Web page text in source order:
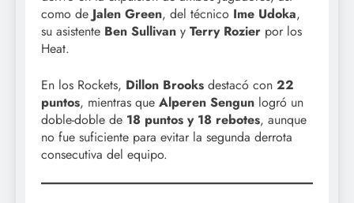
como de Jalen Green, del técnico Ime Udoka,
su asistente Ben Sullivan y Terry Rozier por los
Heat.
En los Rockets, Dillon Brooks destacó con 22
puntos, mientras que Alperen Sengun logró un
doble-doble de 18 puntos y 18 rebotes, aunque
no fue suficiente para evitar la segunda derrota
consecutiva del equipo.